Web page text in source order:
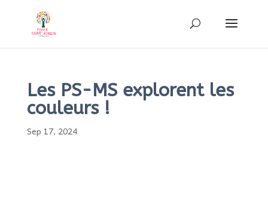
Les PS-MS explorent les
couleurs !
Sep 17, 2024